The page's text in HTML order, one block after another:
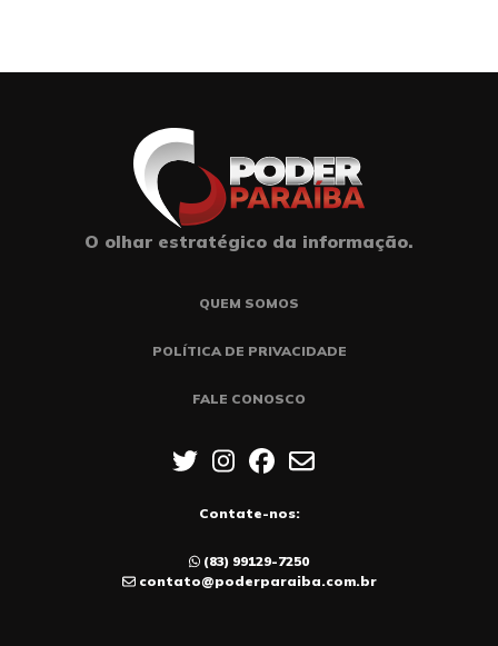
O olhar estratégico da informação.
QUEM SOMOS
POLÍTICA DE PRIVACIDADE
FALE CONOSCO
Contate-nos:
(83) 99129-7250
contato@poderparaiba.com.br